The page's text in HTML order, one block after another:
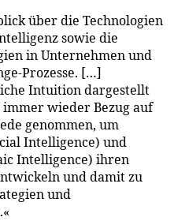
über die Technologien
sowie die
in Unternehmen und
Prozesse. […]
Intuition dargestellt
wieder Bezug auf
genommen, um
Intelligence) und
Intelligence) ihren
und damit zu
und